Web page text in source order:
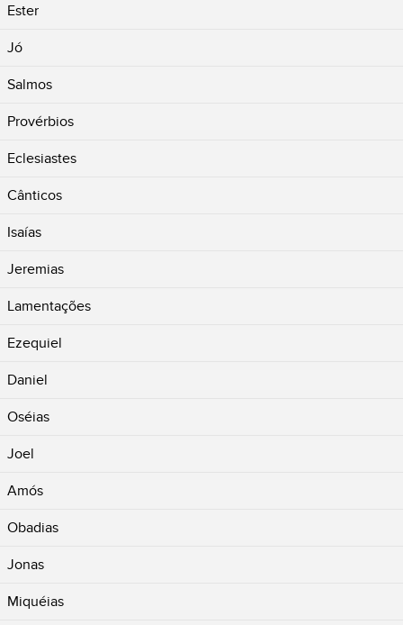
Ester
Jó
Salmos
Provérbios
Eclesiastes
Cânticos
Isaías
Jeremias
Lamentações
Ezequiel
Daniel
Oséias
Joel
Amós
Obadias
Jonas
Miquéias